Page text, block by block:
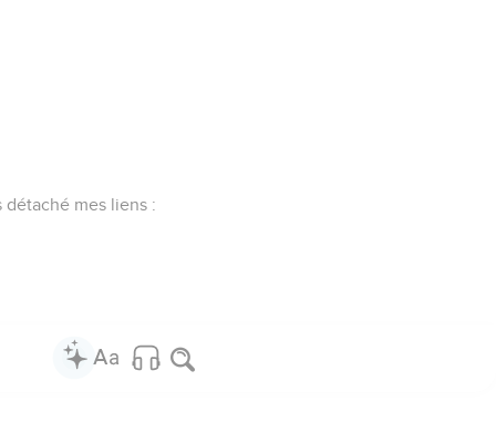
détaché mes liens :